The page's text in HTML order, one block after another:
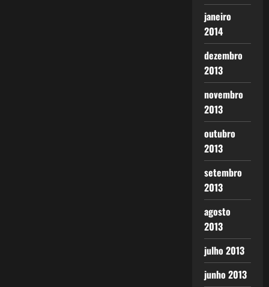
janeiro
2014
dezembro
2013
novembro
2013
outubro
2013
setembro
2013
agosto
2013
julho 2013
junho 2013